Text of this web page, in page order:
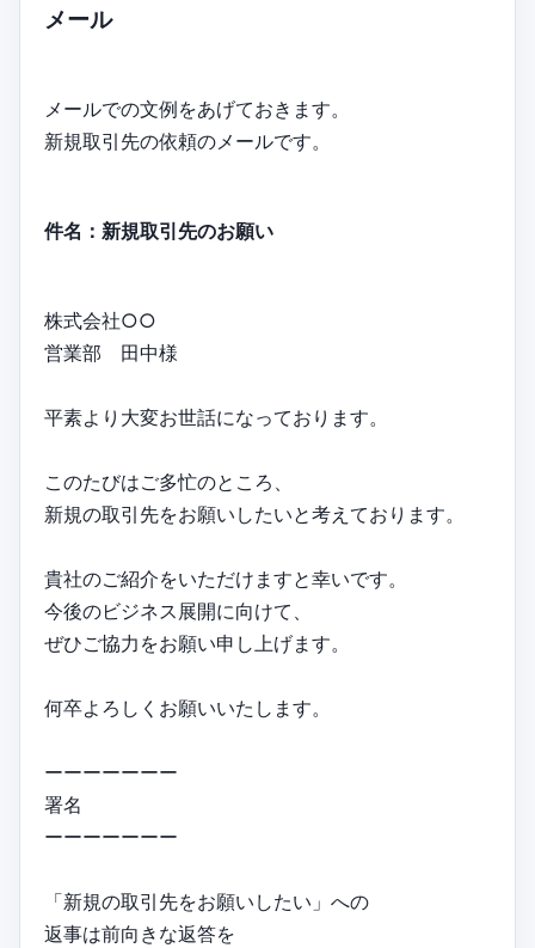
メール
メールでの文例をあげておきます。
新規取引先の依頼のメールです。
件名：新規取引先のお願い
株式会社○○
営業部 田中様
平素より大変お世話になっております。
このたびはご多忙のところ、
新規の取引先をお願いしたいと考えております。
貴社のご紹介をいただけますと幸いです。
今後のビジネス展開に向けて、
ぜひご協力をお願い申し上げます。
何卒よろしくお願いいたします。
ーーーーーーー
署名
ーーーーーーー
「新規の取引先をお願いしたい」への
返事は前向きな返答を